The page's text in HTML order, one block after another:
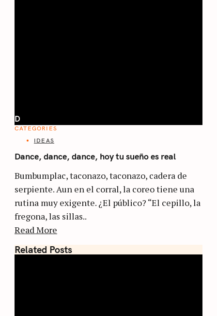
D
CATEGORIES
IDEAS
Dance, dance, dance, hoy tu sueño es real
Bumbumplac, taconazo, taconazo, cadera de
serpiente. Aun en el corral, la coreo tiene una
rutina muy exigente. ¿El público? “El cepillo, la
fregona, las sillas..
Read More
Related Posts